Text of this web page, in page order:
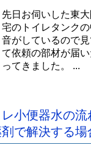
先日お伺いした東
宅のトイレタンク
音がしているので
て依頼の部材が届
ってきました。 ...
レ小便器水の
で解決する場